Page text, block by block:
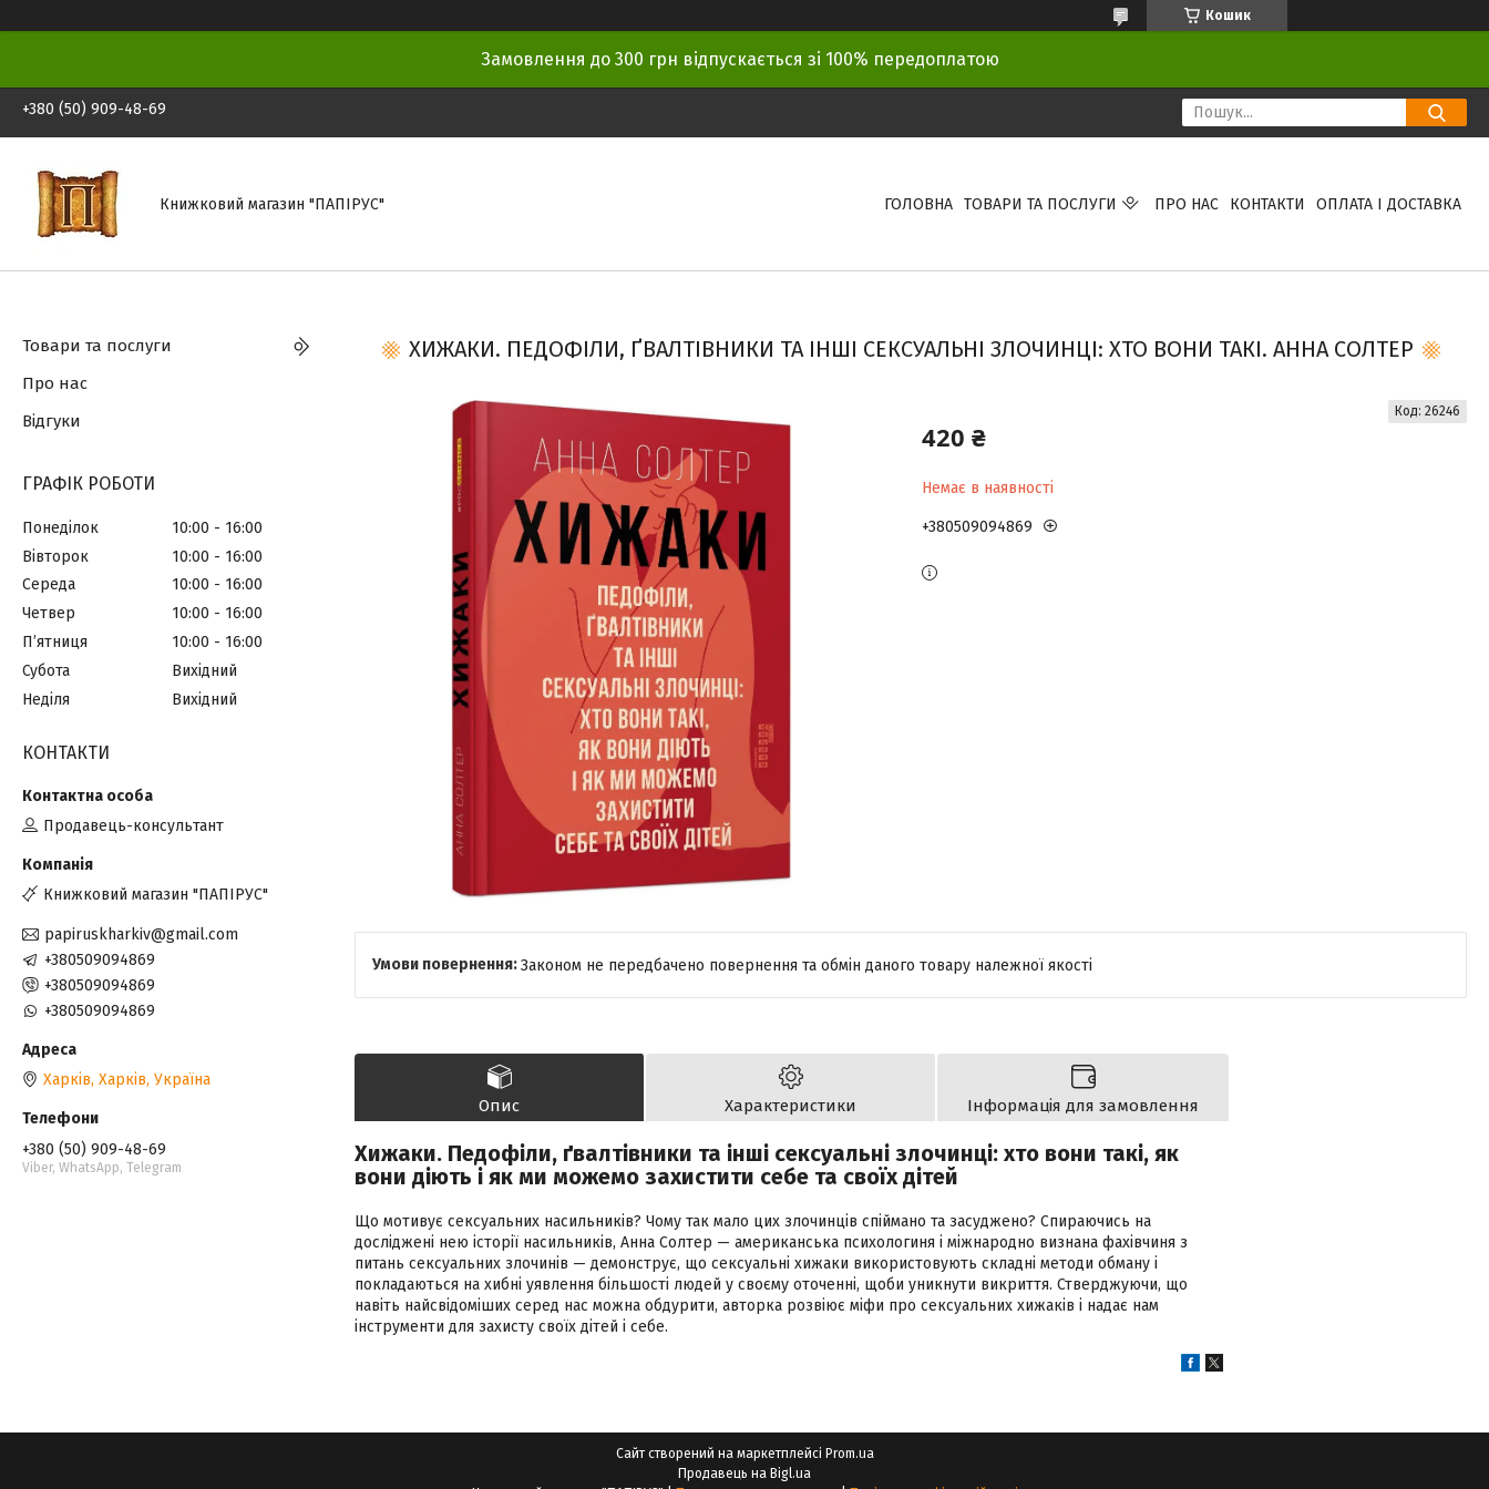
Кошик
Замовлення до 300 грн відпускається зі 100% передоплатою
+380 (50) 909-48-69
Книжковий магазин "ПАПІРУС" ГОЛОВНА ТОВАРИ ТА ПОСЛУГИ ПРО НАС КОНТАКТИ ОПЛАТА І ДОСТАВКА
ХИЖАКИ. ПЕДОФІЛИ, ҐВАЛТІВНИКИ ТА ІНШІ СЕКСУАЛЬНІ ЗЛОЧИНЦІ: ХТО ВОНИ ТАКІ. АННА СОЛТЕР
420 ₴
Немає в наявності
Код: 26246
+380509094869
Законом не передбачено повернення та обмін даного товару належної якості
Опис Характеристики Інформація для замовлення
Хижаки. Педофіли, ґвалтівники та інші сексуальні злочинці: хто вони такі, як
вони діють і як ми можемо захистити себе та своїх дітей
Що мотивує сексуальних насильників? Чому так мало цих злочинців спіймано та засуджено? Спираючись на
досліджені нею історії насильників, Анна Солтер — американська психологиня і міжнародно визнана фахівчиня з
питань сексуальних злочинів — демонструє, що сексуальні хижаки використовують складні методи обману і
покладаються на хибні уявлення більшості людей у своєму оточенні, щоби уникнути викриття. Стверджуючи, що
навіть найсвідоміших серед нас можна обдурити, авторка розвіює міфи про сексуальних хижаків і надає нам
інструменти для захисту своїх дітей і себе.
Товари та послуги
Про нас
Відгуки
ГРАФІК РОБОТИ
Понеділок 10:00
16:00
Вівторок
10:00
16:00
Середа
10:00
16:00
Четвер
10:00
16:00
Пʼятниця
10:00
16:00
Субота
Вихідний
Неділя
Вихідний
КОНТАКТИ
Продавець-консультант
Книжковий магазин "ПАПІРУС"
papiruskharkiv@gmail.com
+380509094869
+380509094869
+380509094869
Харків, Харків, Україна
+380 (50) 909-48-69
Viber, WhatsApp, Telegram
Сайт створений на маркетплейсі Prom.ua
Продавець на Bigl.ua